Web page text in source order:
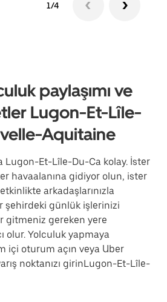
1/4
paylaşımı ve
Lugon-Et-Lîle-
Aquitaine
Lugon-Et-Lîle-Du-Ca kolay. İster
havaalanına gidiyor olun, ister
arkadaşlarınızla
şehirdeki günlük işlerinizi
gitmeniz gereken yere
olur. Yolculuk yapmaya
içi oturum açın veya Uber
noktanızı girinLugon-Et-Lîle-